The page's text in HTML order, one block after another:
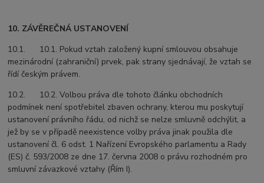
10. ZÁVĚREČNÁ USTANOVENÍ
10.1. 10.1. Pokud vztah založený kupní smlouvou obsahuje
mezinárodní (zahraniční) prvek, pak strany sjednávají, že vztah se
řídí českým právem.
10.2. 10.2. Volbou práva dle tohoto článku obchodních
podmínek není spotřebitel zbaven ochrany, kterou mu poskytují
ustanovení právního řádu, od nichž se nelze smluvně odchýlit, a
jež by se v případě neexistence volby práva jinak použila dle
ustanovení čl. 6 odst. 1 Nařízení Evropského parlamentu a Rady
(ES) č. 593/2008 ze dne 17. června 2008 o právu rozhodném pro
smluvní závazkové vztahy (Řím I).